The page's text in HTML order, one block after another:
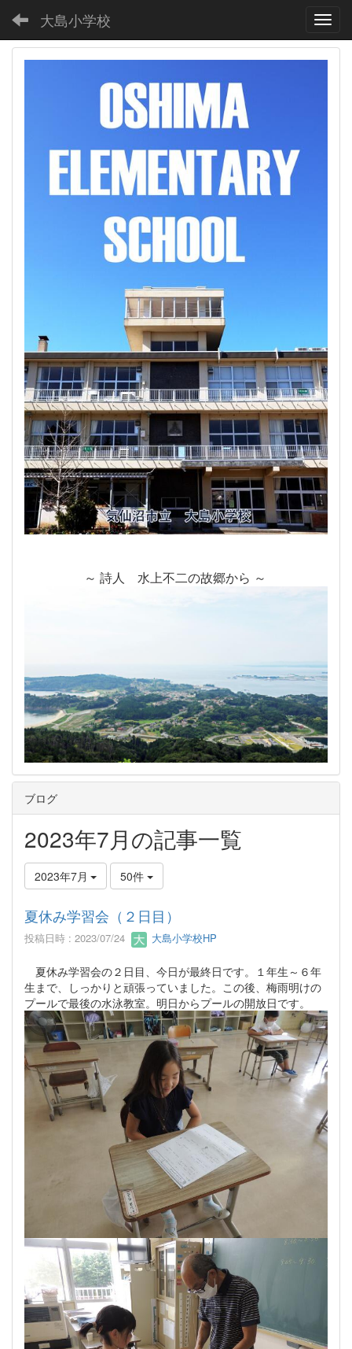
大島小学校
～ 詩人 水上不二の故郷から ～
ブログ
2023年7月の記事一覧
2023年7月 50件
夏休み学習会（２日目）
投稿日時 : 2023/07/24 大島小学校HP
夏休み学習会の２日目、今日が最終日です。１年生～６年
生まで、しっかりと頑張っていました。この後、梅雨明けの
プールで最後の水泳教室。明日からプールの開放日です。